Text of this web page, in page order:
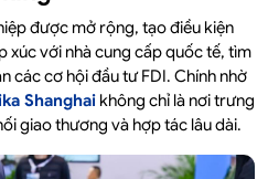
được mở rộng, tạo điều kiện
xúc với nhà cung cấp quốc tế, tìm
các cơ hội đầu tư FDI. Chính nhờ
Shanghai không chỉ là nơi trưng
giao thương và hợp tác lâu dài.